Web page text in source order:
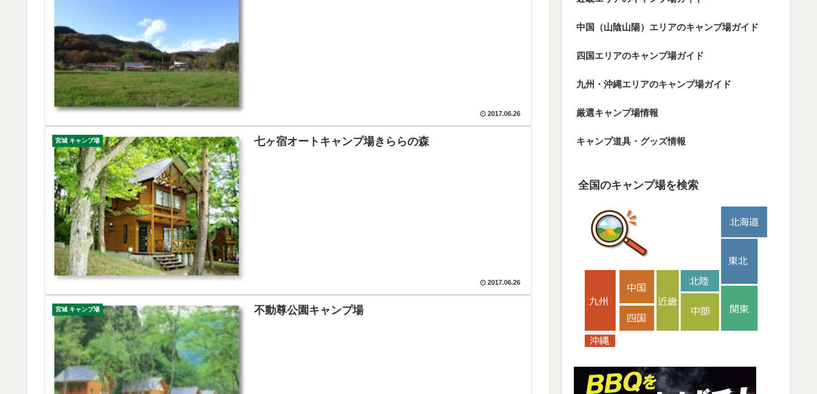
2017.06.26
宮城 キャンプ場 七ヶ宿オートキャンプ場きららの森
2017.06.26
宮城 キャンプ場 不動尊公園キャンプ場
中国（山陰山陽）エリアのキャンプ場ガイド
四国エリアのキャンプ場ガイド
九州・沖縄エリアのキャンプ場ガイド
厳選キャンプ場情報
キャンプ道具・グッズ情報
全国のキャンプ場を検索